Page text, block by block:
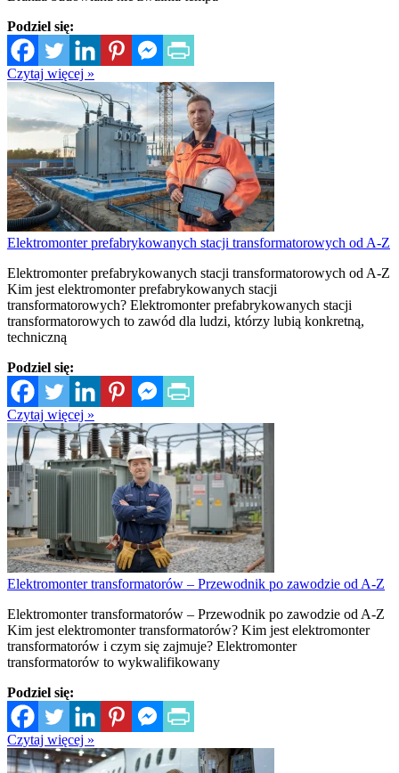
Podziel się:
Czytaj więcej »
Elektromonter prefabrykowanych stacji transformatorowych od A-Z
Elektromonter prefabrykowanych stacji transformatorowych od A-Z
Kim jest elektromonter prefabrykowanych stacji
transformatorowych? Elektromonter prefabrykowanych stacji
transformatorowych to zawód dla ludzi, którzy lubią konkretną,
techniczną
Podziel się:
Czytaj więcej »
Elektromonter transformatorów – Przewodnik po zawodzie od A-Z
Elektromonter transformatorów – Przewodnik po zawodzie od A-Z
Kim jest elektromonter transformatorów? Kim jest elektromonter
transformatorów i czym się zajmuje? Elektromonter
transformatorów to wykwalifikowany
Podziel się:
Czytaj więcej »